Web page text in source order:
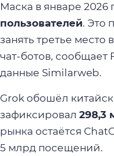
Маска в январе 2026
пользователей. Это
занять третье место
чат-ботов, сообщает
данные Similarweb.
Grok обошёл
зафиксировал 298,3
рынка остаётся
5 млрд посещений.